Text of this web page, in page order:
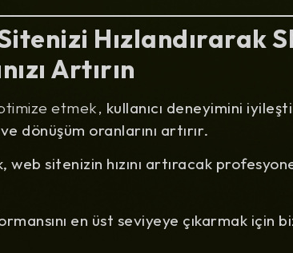
Hızlandırarak
Artırın
etmek, kullanıcı deneyimini
dönüşüm oranlarını artırır.
sitenizin hızını artıracak
en üst seviyeye çıkarmak için